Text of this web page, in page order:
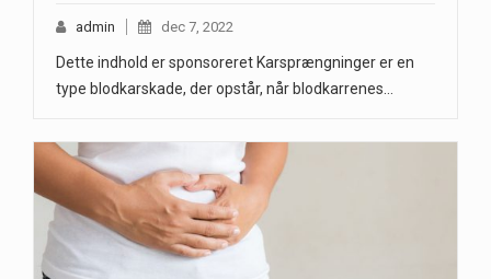
admin dec 7, 2022
Dette indhold er sponsoreret Karsprængninger er en
type blodkarskade, der opstår, når blodkarrenes…